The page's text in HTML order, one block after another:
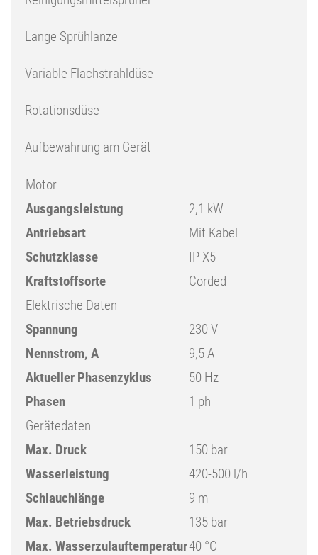
Lange Sprühlanze
Variable Flachstrahldüse
Rotationsdüse
Aufbewahrung am Gerät
Motor
Ausgangsleistung
2,1 kW
Antriebsart
Mit Kabel
Schutzklasse
IP X5
Kraftstoffsorte
Corded
Elektrische Daten
Spannung
230 V
Nennstrom, A
9,5 A
Aktueller Phasenzyklus
50 Hz
Phasen
1 ph
Gerätedaten
Max. Druck
150 bar
Wasserleistung
420-500 l/h
Schlauchlänge
9 m
Max. Betriebsdruck
135 bar
Max. Wasserzulauftemperatur40 °C